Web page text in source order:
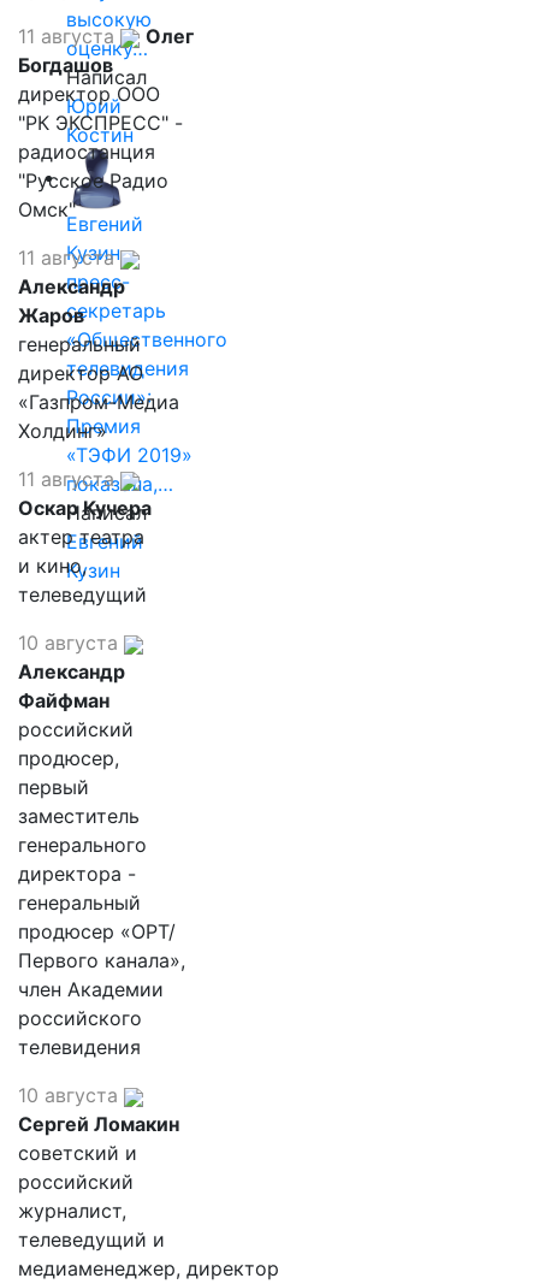
высокую
оценку…
Написал
Юрий
Костин
Евгений
Кузин,
пресс-
секретарь
«Общественного
телевидения
России»:
Премия
«ТЭФИ 2019»
показала,…
Написал
Евгений
Кузин
11 августа
Олег
Богдашов
директор ООО
"РК ЭКСПРЕСС" -
радиостанция
"Русское Радио
Омск"
11 августа
Александр
Жаров
генеральный
директор АО
«Газпром-Медиа
Холдинг»
11 августа
Оскар Кучера
актер театра
и кино,
телеведущий
10 августа
Александр
Файфман
российский
продюсер,
первый
заместитель
генерального
директора -
генеральный
продюсер «ОРТ/
Первого канала»,
член Академии
российского
телевидения
10 августа
Сергей Ломакин
советский и
российский
журналист,
телеведущий и
медиаменеджер, директор